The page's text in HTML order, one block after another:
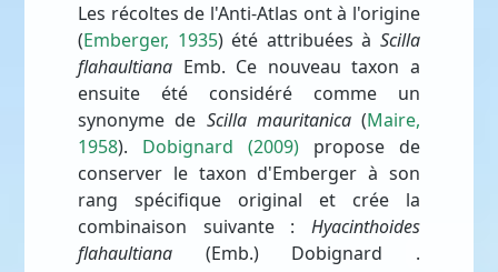
Les récoltes de l'Anti-Atlas ont à l'origine
(Emberger, 1935) été attribuées à Scilla
flahaultiana Emb. Ce nouveau taxon a
ensuite été considéré comme un
synonyme de Scilla mauritanica(Maire,
1958). Dobignard (2009) propose de
conserver le taxon d'Emberger à son
rang spécifique original et crée la
combinaison suivante : Hyacinthoides
flahaultiana (Emb.) Dobignard .